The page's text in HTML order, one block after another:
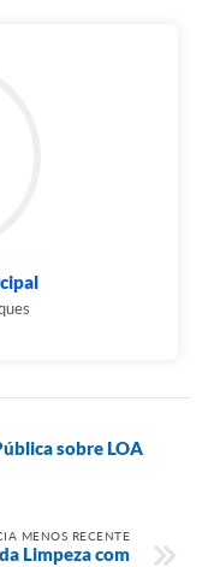
sobre LOA
MENOS RECENTE
Limpeza com